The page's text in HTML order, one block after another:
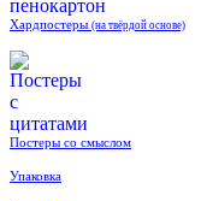
Хардпостеры (на твёрдой основе)
Постеры со смыслом
Упаковка